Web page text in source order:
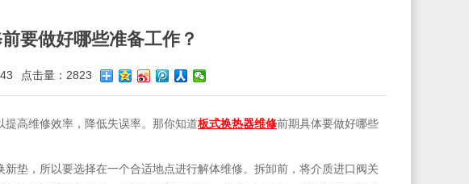
要做好哪些准备工作？
点击量：2823
高维修效率，降低失误率。那你知道板式换热器维修前期具体要做好哪些
垫，所以要选择在一个合适地点进行解体维修。拆卸前，将介质进口阀关